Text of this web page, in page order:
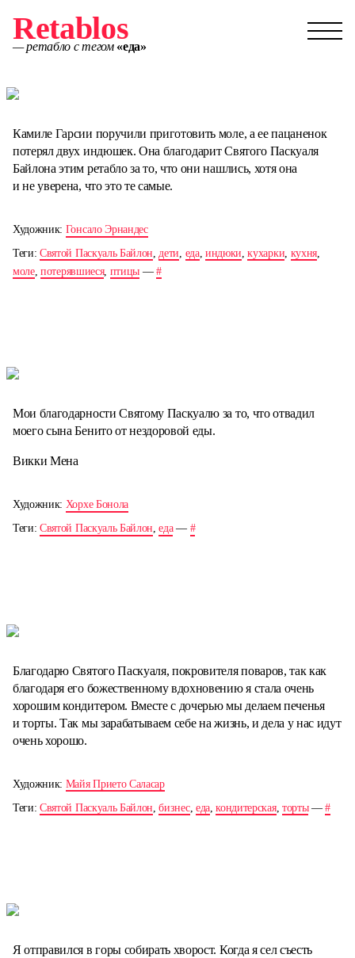
Retablos
— ретабло с тегом «еда»
Камиле Гарсии поручили приготовить моле, а ее пацаненок
потерял двух индюшек. Она благодарит Святого Паскуаля
Байлона этим ретабло за то, что они нашлись, хотя она
и не уверена, что это те самые.
Художник: Гонсало Эрнандес
Теги:Святой Паскуаль Байлон дети еда, индюки ,кухарки кухня,
моле,потерявшиеся, птицы —#
Мои благодарности Святому Паскуалю за то, что отвадил
моего сына Бенито от нездоровой еды.
Викки Мена
Художник: Хорхе Бонола
Теги:Святой Паскуаль Байлон,еда— #
Благодарю Святого Паскуаля, покровителя поваров, так как
благодаря его божественному вдохновению я стала очень
хорошим кондитером. Вместе с дочерью мы делаем печенья
и торты. Так мы зарабатываем себе на жизнь, и дела у нас идут
очень хорошо.
Художник: Майя Прието Саласар
Теги:Святой Паскуаль Байлон ,бизнес, еда,кондитерская, торты—#
Я отправился в горы собирать хворост. Когда я сел съесть